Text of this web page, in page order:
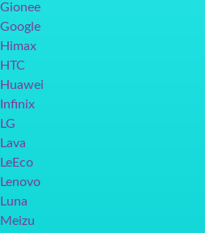
Gionee
Google
Himax
HTC
Huawei
Infinix
LG
Lava
LeEco
Lenovo
Luna
Meizu